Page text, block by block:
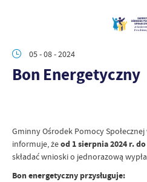
05 - 08 - 2024
Bon Energetyczny
Gminny Ośrodek Pomocy
informuje, żeod 1 sierpnia 2024 r.
składać wnioski o jednorazową
Bon energetyczny przysługuje: